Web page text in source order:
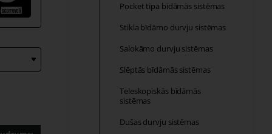
Pocket tipa bīdāmās sistēmas
Stikla bīdāmo durvju sistēmas
Salokāmo durvju sistēmas
Slēptās bīdāmās sistēmas
Teleskopiskās bīdāmās
sistēmas
Dušas durvju sistēmas